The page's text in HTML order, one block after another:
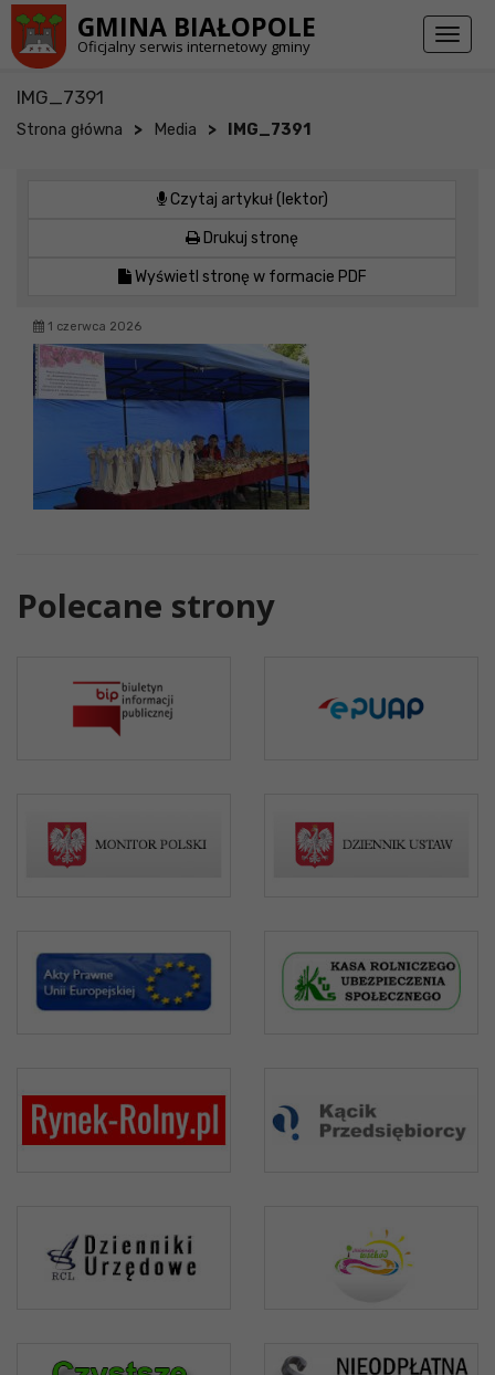
GMINA BIAŁOPOLE
Oficjalny serwis internetowy gminy
Toggle
IMG_7391
Strona główna > Media > IMG_7391
Czytaj artykuł (lektor)
Drukuj stronę
Wyświetl stronę w formacie PDF
1 czerwca 2026
Polecane strony